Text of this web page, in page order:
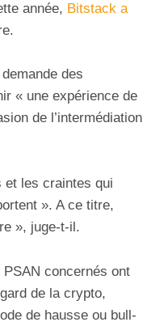
année, Bitstack a
des
« une expérience de
de l’intermédiation
et les craintes qui
». A ce titre,
», juge-t-il.
concernés ont
de la crypto,
de hausse ou bull-